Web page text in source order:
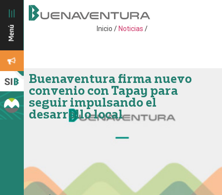
Inicio / Noticias /
Buenaventura firma nuevo
convenio con Tapay para
seguir impulsando el
desarrollo local